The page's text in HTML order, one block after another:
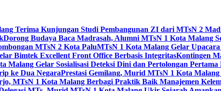
Terima Kunjungan Studi Pembangunan ZI dari MTsN 2
Dorong Budaya Baca Madrasah, Alumni MTsN 1 Kota Malang
MTsN 2 Kota PaluMTsN 1 Kota Malang Gelar
Bimtek Excellent Front Office Berbasis IntegritasKontingen
Malang Gelar Sosialisasi Deteksi Dini dan Pertolongan
ke Dua NegaraPrestasi Gemilang, Murid MTsN 1 Kota
MTsN 1 Kota Malang Berbagi Praktik Baik Manajemen